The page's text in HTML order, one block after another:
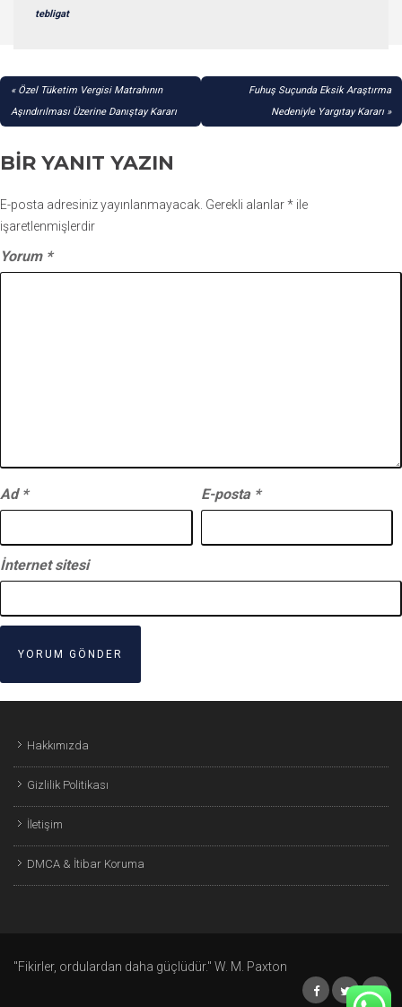
tebligat
YAZI
GEZINMESI
Özel Tüketim Vergisi Matrahının
Aşındırılması Üzerine Danıştay Kararı
Fuhuş Suçunda Eksik Araştırma
Nedeniyle Yargıtay Kararı
BIR YANIT YAZIN
E-posta adresiniz yayınlanmayacak. Gerekli alanlar* ile
işaretlenmişlerdir
Yorum *
Ad * E-posta *
İnternet sitesi
Hakkımızda
Gizlilik Politikası
İletişim
DMCA & İtibar Koruma
"Fikirler, ordulardan daha güçlüdür." W. M. Paxton